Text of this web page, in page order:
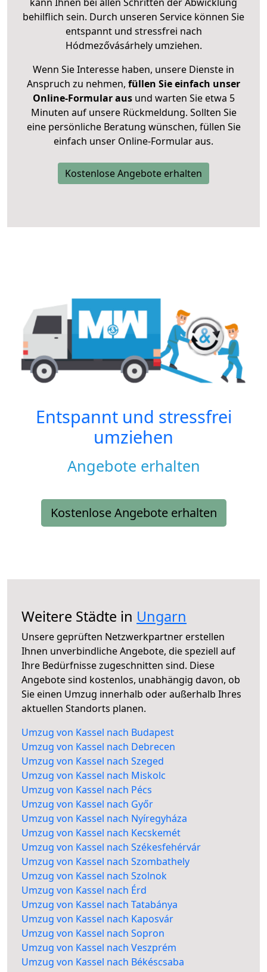
behilflich sein. Durch unseren Service können Sie
entspannt und stressfrei nach
Hódmezővásárhely umziehen.
Wenn Sie Interesse haben, unsere Dienste in
Anspruch zu nehmen, füllen Sie einfach unser
Online-Formular ausund warten Sie etwa 5
Minuten auf unsere Rückmeldung. Sollten Sie
eine persönliche Beratung wünschen, füllen Sie
einfach unser Online-Formular aus.
Kostenlose Angebote erhalten
Entspannt und stressfrei
umziehen
Angebote erhalten
Kostenlose Angebote erhalten
Weitere Städte in Ungarn
Unsere geprüften Netzwerkpartner erstellen
Ihnen unverbindliche Angebote, die speziell auf
Ihre Bedürfnisse zugeschnitten sind. Diese
Angebote sind kostenlos, unabhängig davon, ob
Sie einen Umzug innerhalb oder außerhalb Ihres
aktuellen Standorts planen.
Umzug von Kassel nach Budapest
Umzug von Kassel nach Debrecen
Umzug von Kassel nach Szeged
Umzug von Kassel nach Miskolc
Umzug von Kassel nach Pécs
Umzug von Kassel nach Győr
Umzug von Kassel nach Nyíregyháza
Umzug von Kassel nach Kecskemét
Umzug von Kassel nach Székesfehérvár
Umzug von Kassel nach Szombathely
Umzug von Kassel nach Szolnok
Umzug von Kassel nach Érd
Umzug von Kassel nach Tatabánya
Umzug von Kassel nach Kaposvár
Umzug von Kassel nach Sopron
Umzug von Kassel nach Veszprém
Umzug von Kassel nach Békéscsaba